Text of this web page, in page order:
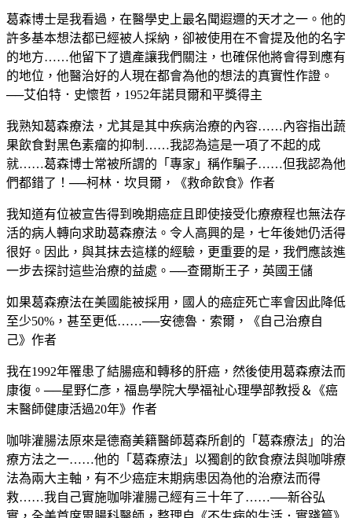
葛森博士是我看過，在醫學史上最名聞遐邇的天才之一。他的
許多基本想法都已經被人採納，卻被使用在不會提及他的名字
的地方……他留下了遺產讓我們關注，也確保他將會得到應有
的地位，他醫治好的人現在都會為他的想法的真實性作證。
──艾伯特．史懷哲，1952年諾貝爾和平獎得主
我熟知葛森療法，尤其是其中疾病治療的內容……內容指出蔬
果飲食對黑色素瘤的抑制……我認為這是一項了不起的成
就……葛森博士常被所謂的「專家」稱作騙子……但我認為他
們都錯了！──柯林．坎貝爾，《救命飲食》作者
我知道有位被宣告得到晚期癌症且即使接受化療療程也無法存
活的病人轉向求助葛森療法。令人高興的是，七年後她仍活得
很好。因此，與其抹去這樣的經驗，更重要的是，我們應該進
一步去探討這些治療的益處。──查爾斯王子，英國王儲
如果葛森療法在美國能被採用，國人的癌症死亡率會因此降低
至少50%，甚至更低……──安德魯．索爾，《自己治療自
己》作者
我在1992年罹患了結腸癌和轉移的肝癌，然後使用葛森療法而
康復。──星野仁彥，福島學院大學福祉心理學部教授＆《癌
末醫師健康活過20年》作者
咖啡灌腸法原來是德裔美籍醫師葛森所創的「葛森療法」的治
療方法之一……他的「葛森療法」以獨創的飲食療法與咖啡療
法為兩大主軸，有不少癌症末期病患因為他的治療法而得
救……我自己實施咖啡灌腸己經有三十年了……──新谷弘